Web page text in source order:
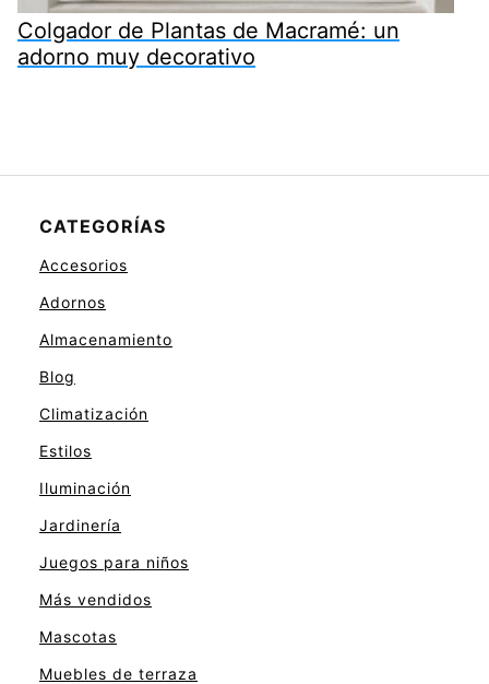
Colgador de Plantas de Macramé: un
adorno muy decorativo
CATEGORÍAS
Accesorios
Adornos
Almacenamiento
Blog
Climatización
Estilos
Iluminación
Jardinería
Juegos para niños
Más vendidos
Mascotas
Muebles de terraza